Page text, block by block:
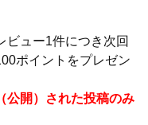
ビュー1件につき次回
ポイントをプレゼン
公開）された投稿のみ